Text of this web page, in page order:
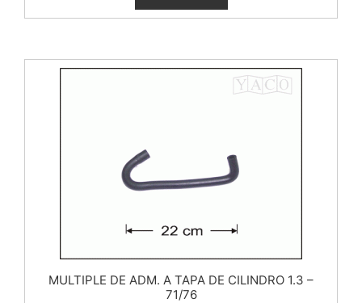
MULTIPLE DE ADM. A TAPA DE CILINDRO 1.3 –
71/76